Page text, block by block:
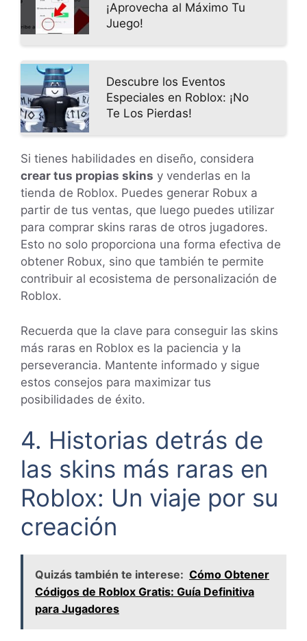
¡Aprovecha al Máximo Tu
Juego!
Descubre los Eventos
Especiales en Roblox: ¡No
Te Los Pierdas!
Si tienes habilidades en diseño, considera
crear tus propias skins y venderlas en la
tienda de Roblox. Puedes generar Robux a
partir de tus ventas, que luego puedes utilizar
para comprar skins raras de otros jugadores.
Esto no solo proporciona una forma efectiva de
obtener Robux, sino que también te permite
contribuir al ecosistema de personalización de
Roblox.
Recuerda que la clave para conseguir las skins
más raras en Roblox es la paciencia y la
perseverancia. Mantente informado y sigue
estos consejos para maximizar tus
posibilidades de éxito.
4. Historias detrás de
las skins más raras en
Roblox: Un viaje por su
creación
Quizás también te interese: Cómo Obtener
Códigos de Roblox Gratis: Guía Definitiva
para Jugadores